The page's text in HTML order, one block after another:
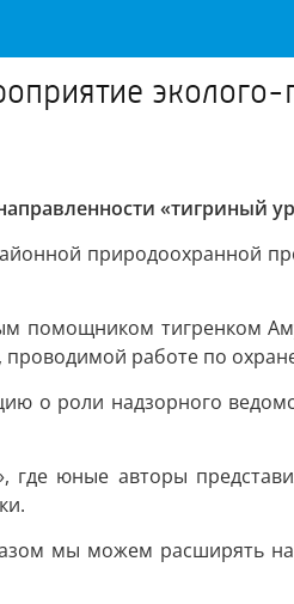
эколого-
«тигриный
природоохранной
помощником тигренком
работе по
о роли надзорного
где юные авторы
мы можем расширять